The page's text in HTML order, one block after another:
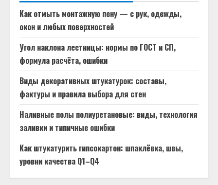
Как отмыть монтажную пену — с рук, одежды,
окон и любых поверхностей
Угол наклона лестницы: нормы по ГОСТ и СП,
формула расчёта, ошибки
Виды декоративных штукатурок: составы,
фактуры и правила выбора для стен
Наливные полы полиуретановые: виды, технология
заливки и типичные ошибки
Как штукатурить гипсокартон: шпаклёвка, швы,
уровни качества Q1–Q4